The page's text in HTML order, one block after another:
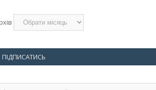
ПІДПИСАТИСЬ